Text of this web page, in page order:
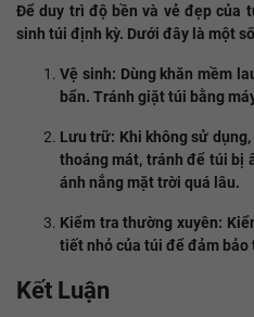
Để duy trì độ bền và vẻ đẹp của
sinh túi định kỳ. Dưới đây là một
Vệ sinh: Dùng khăn mềm
bẩn. Tránh giặt túi bằng
Lưu trữ: Khi không sử
thoáng mát, tránh để túi bị
ánh nắng mặt trời quá lâu.
Kiểm tra thường xuyên:
tiết nhỏ của túi để đảm
Kết Luận